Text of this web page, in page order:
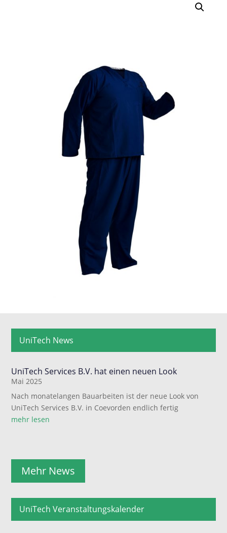
UniTech News
UniTech Services B.V. hat einen neuen Look
Mai 2025
Nach monatelangen Bauarbeiten ist der neue Look von
UniTech Services B.V. in Coevorden endlich fertig
mehr lesen
Mehr News
UniTech Veranstaltungskalender